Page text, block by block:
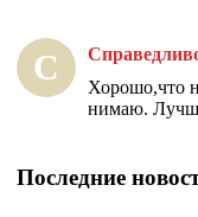
С
Хорошо,что
нимаю.
Последние